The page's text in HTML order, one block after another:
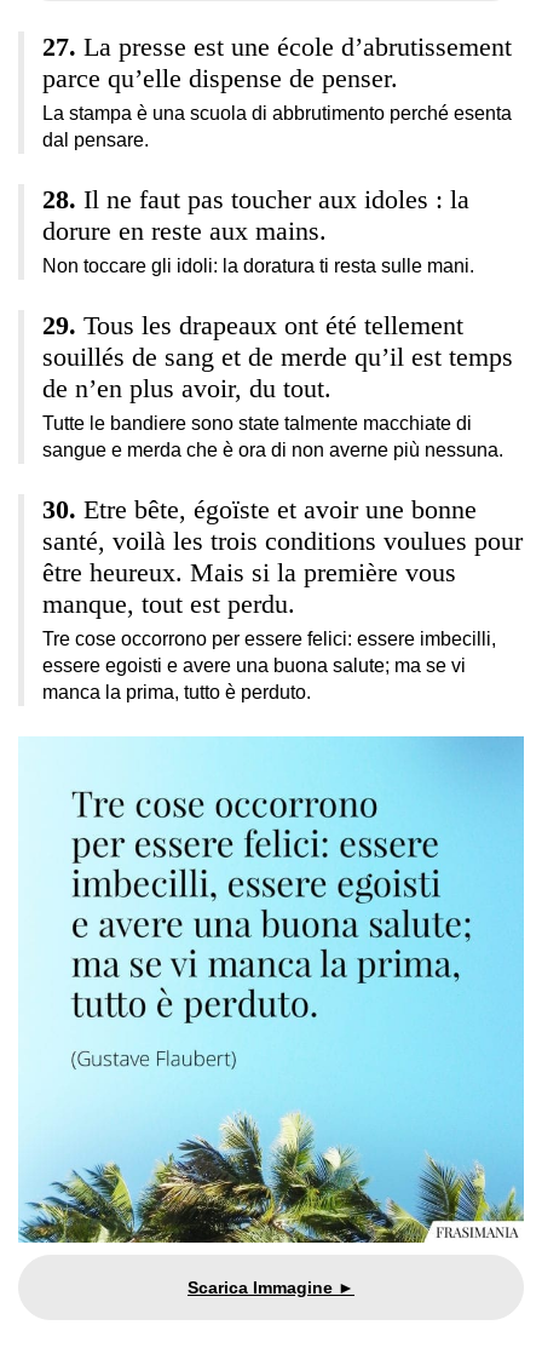
La presse est une école d’abrutissement
parce qu’elle dispense de penser.
La stampa è una scuola di abbrutimento perché esenta
dal pensare.
Il ne faut pas toucher aux idoles : la
dorure en reste aux mains.
Non toccare gli idoli: la doratura ti resta sulle mani.
Tous les drapeaux ont été tellement
souillés de sang et de merde qu’il est temps
de n’en plus avoir, du tout.
Tutte le bandiere sono state talmente macchiate di
sangue e merda che è ora di non averne più nessuna.
Etre bête, égoïste et avoir une bonne
santé, voilà les trois conditions voulues pour
être heureux. Mais si la première vous
manque, tout est perdu.
Tre cose occorrono per essere felici: essere imbecilli,
essere egoisti e avere una buona salute; ma se vi
manca la prima, tutto è perduto.